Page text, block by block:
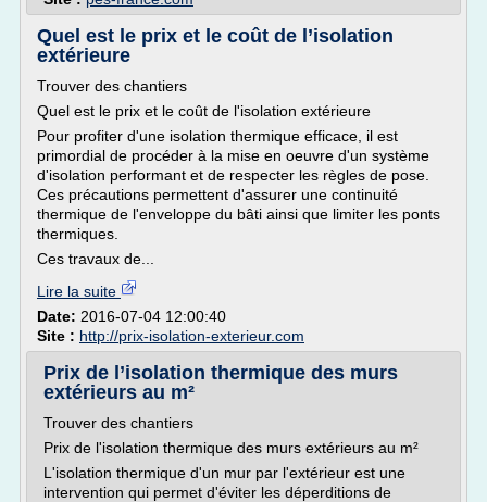
Quel est le prix et le coût de l’isolation
extérieure
Trouver des chantiers
Quel est le prix et le coût de l'isolation extérieure
Pour profiter d'une isolation thermique efficace, il est
primordial de procéder à la mise en oeuvre d'un système
d'isolation performant et de respecter les règles de pose.
Ces précautions permettent d'assurer une continuité
thermique de l'enveloppe du bâti ainsi que limiter les ponts
thermiques.
Ces travaux de...
Lire la suite
Date: 2016-07-04 12:00:40
Site : http://prix-isolation-exterieur.com
Prix de l’isolation thermique des murs
extérieurs au m²
Trouver des chantiers
Prix de l'isolation thermique des murs extérieurs au m²
L'isolation thermique d'un mur par l'extérieur est une
intervention qui permet d'éviter les déperditions de